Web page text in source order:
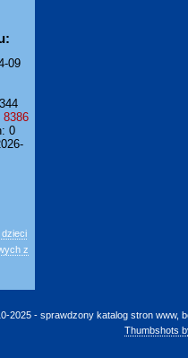
09
8386
0
dzieci
z
2025 - sprawdzony katalog stron www,
Thumbshots